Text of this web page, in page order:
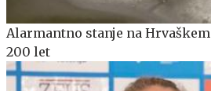
Alarmantno stanje na
200 let